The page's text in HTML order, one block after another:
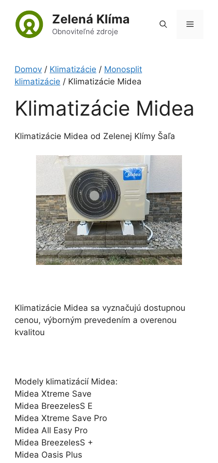
obsah
Zelená Klíma
Obnoviteľné zdroje
Menu
Domov / Klimatizácie / Monosplit
klimatizácie / Klimatizácie Midea
Klimatizácie Midea
Klimatizácie Midea od Zelenej Klímy Šaľa
Klimatizácie Midea sa vyznačujú dostupnou
cenou, výborným prevedením a overenou
kvalitou
Modely klimatizácií Midea:
Midea Xtreme Save
Midea BreezelesS E
Midea Xtreme Save Pro
Midea All Easy Pro
Midea BreezelesS +
Midea Oasis Plus